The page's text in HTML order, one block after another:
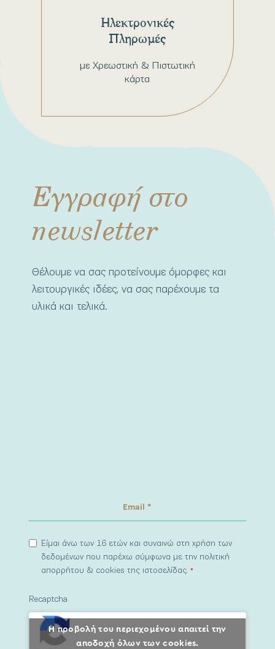
με Χρεωστική & Πιστωτική
κάρτα
Ηλεκτρονικές
Πληρωμές
Εγγραφή στο
newsletter
Θέλουμε να σας προτείνουμε όμορφες και
λειτουργικές ιδέες, να σας παρέχουμε τα
υλικά και τελικά.
Είμαι άνω των 16 ετών και συναινώ στη χρήση των
δεδομένων που παρέχω σύμφωνα με την πολιτική
απορρήτου & cookies της ιστοσελίδας.*
Recaptcha
Η προβολή του περιεχομένου απαιτεί την
αποδοχή όλων των cookies.